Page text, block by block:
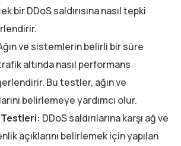
bir DDoS saldırısına nasıl tepki
ve sistemlerin belirli bir süre
altında nasıl performans
Bu testler, ağın ve
belirlemeye yardımcı olur.
DDoS saldırılarına karşı ağ ve
açıklarını belirlemek için yapılan